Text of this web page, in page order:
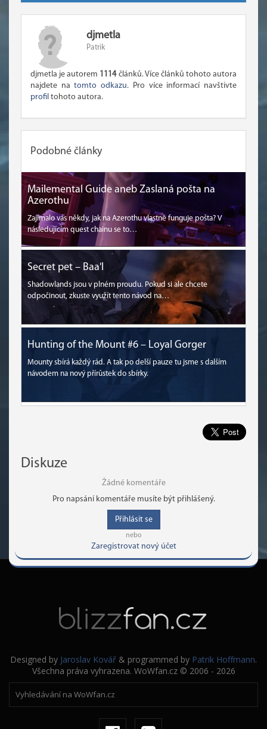
djmetla
Patrik
djmetla je autorem 1114článků. Více článků tohoto autora
najdete natomto odkazu. Pro více informací navštivte
profil tohoto autora.
Podobné články
Mailemental Guide aneb Zaslaná pošta na
Azerothu
Zajímalo vás někdy, jak na Azerothu vlastně funguje pošta? V
následujícím quest chainu se to…
Secret pet – Baa'l
Shadowlands jsou v plném proudu. Pokud si ale chcete
odpočinout, zkuste využít tento návod na…
Hunting of the Mount #6 – Loyal Gorger
Mounty sbírá každý rád. A tak po delší pauze tu jsme s dalším
návodem na nový přírůstek do sbírky.
Diskuze
Žádné komentáře
Pro napsání komentáře musíte být přihlášený.
Přihlásit se
nebo
Zaregistrovat nový účet
Designed by Jaroslav Kovář & programmed by Patrik Hoffmann.
Všechna práva vyhrazena. WoWfan.cz © 2006 - 2026